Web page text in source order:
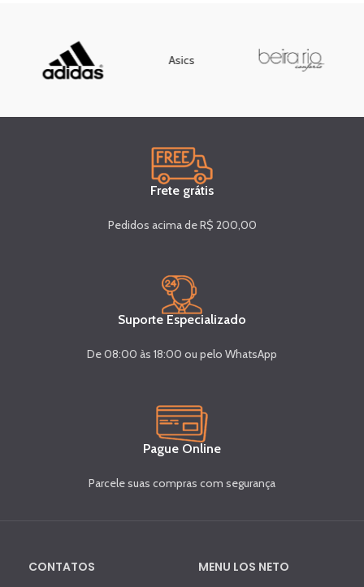
Asics
Frete grátis
Pedidos acima de R$ 200,00
Suporte Especializado
De 08:00 às 18:00 ou pelo WhatsApp
Pague Online
Parcele suas compras com segurança
CONTATOS MENU LOS NETO